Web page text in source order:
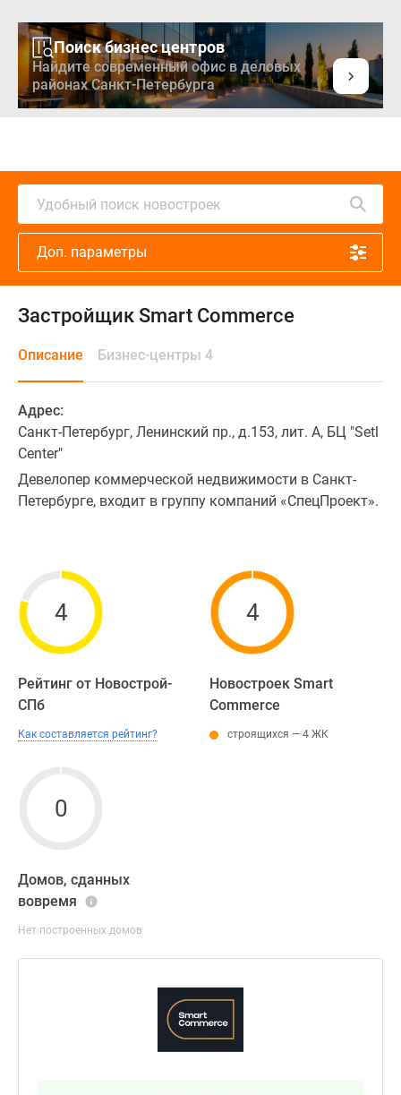
Поиск бизнес центров
Найдите современный офис в деловых
районах Санкт-Петербурга
Удобный поиск новостроек
Доп. параметры
Застройщик Smart Commerce
Описание Бизнес-центры 4
Адрес:
Санкт-Петербург, Ленинский пр., д.153, лит. А, БЦ "Setl
Center"
Девелопер коммерческой недвижимости в Санкт-
Петербурге, входит в группу компаний «СпецПроект».
4
Рейтинг от Новострой-
СПб
Как составляется рейтинг?
4
Новостроек Smart
Commerce
строящихся — 4 ЖК
0
Домов, сданных
вовремя
Нет построенных домов